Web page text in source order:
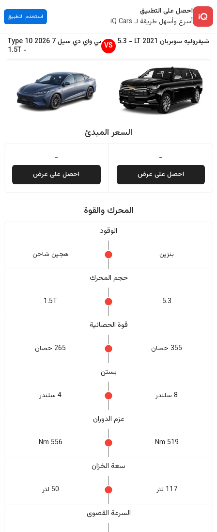
احصل على التطبيق
أسرع وأسهل طريقة لـ iQ Cars
استخدم التطبيق
شيفروليه سوبربان 2021
LT
-
5.3
VS بي واي دي سيل 7 2026
Type 10
-
1.5T
السعر المبدئ
-
احصل على عرض
-
احصل على عرض
المحرك والقوة
الوقود
بنزين هجين شاحن
حجم المحرك
5.3
1.5T
قوة الحصانية
355 حصان 265 حصان
بستن
8 سلندر 4 سلندر
عزم الدوران
519 Nm
556 Nm
سعة الخزان
117 لتر 50 لتر
السرعة القصوى